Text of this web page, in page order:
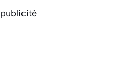
publicité